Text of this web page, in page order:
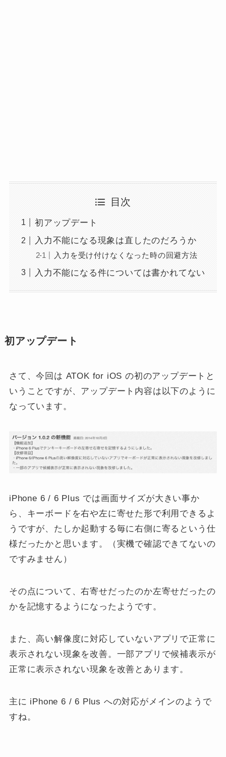
目次
初アップデート
入力不能になる現象は直したのだろうか
入力を受け付けなくなった時の回避方法
入力不能になる件については書かれてない
初アップデート
さて、今回は ATOK for iOS の初のアップデートと
いうことですが、アップデート内容は以下のように
なっています。
iPhone 6 / 6 Plus では画面サイズが大きい事か
ら、キーボードを右や左に寄せた形で利用できるよ
うですが、たしか起動する毎に右側に寄るという仕
様だったかと思います。（実機で確認できてないの
ですみません）
その点について、右寄せだったのか左寄せだったの
かを記憶するようになったようです。
また、高い解像度に対応していないアプリで正常に
表示されない現象を改善。一部アプリで候補表示が
正常に表示されない現象を改善とあります。
主に iPhone 6 / 6 Plus への対応がメインのようで
すね。